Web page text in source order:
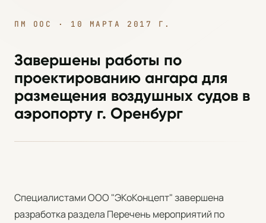
ПМ ООС · 10 МАРТА 2017 Г.
Завершены работы по
проектированию ангара для
размещения воздушных судов в
аэропорту г. Оренбург
Специалистами ООО "ЭКоКонцепт" завершена
разработка раздела Перечень мероприятий по